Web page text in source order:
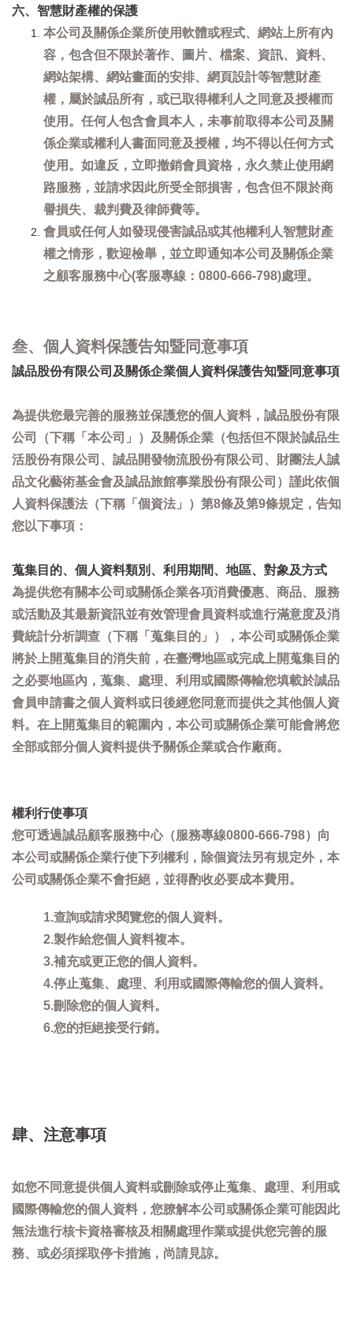
六、智慧財產權的保護
本公司及關係企業所使用軟體或程式、網站上所有內
容，包含但不限於著作、圖片、檔案、資訊、資料、
網站架構、網站畫面的安排、網頁設計等智慧財產
權，屬於誠品所有，或已取得權利人之同意及授權而
使用。任何人包含會員本人，未事前取得本公司及關
係企業或權利人書面同意及授權，均不得以任何方式
使用。如違反，立即撤銷會員資格，永久禁止使用網
路服務，並請求因此所受全部損害，包含但不限於商
譽損失、裁判費及律師費等。
會員或任何人如發現侵害誠品或其他權利人智慧財產
權之情形，歡迎檢舉，並立即通知本公司及關係企業
之顧客服務中心(客服專線：0800-666-798)處理。
叁、個人資料保護告知暨同意事項
誠品股份有限公司及關係企業個人資料保護告知暨同意事項
為提供您最完善的服務並保護您的個人資料，誠品股份有限
公司（下稱「本公司」）及關係企業（包括但不限於誠品生
活股份有限公司、誠品開發物流股份有限公司、財團法人誠
品文化藝術基金會及誠品旅館事業股份有限公司）謹此依個
人資料保護法（下稱「個資法」）第8條及第9條規定，告知
您以下事項：
蒐集目的、個人資料類別、利用期間、地區、對象及方式
為提供您有關本公司或關係企業各項消費優惠、商品、服務
或活動及其最新資訊並有效管理會員資料或進行滿意度及消
費統計分析調查（下稱「蒐集目的」），本公司或關係企業
將於上開蒐集目的消失前，在臺灣地區或完成上開蒐集目的
之必要地區內，蒐集、處理、利用或國際傳輸您填載於誠品
會員申請書之個人資料或日後經您同意而提供之其他個人資
料。在上開蒐集目的範圍內，本公司或關係企業可能會將您
全部或部分個人資料提供予關係企業或合作廠商。
權利行使事項
您可透過誠品顧客服務中心（服務專線0800-666-798）向
本公司或關係企業行使下列權利，除個資法另有規定外，本
公司或關係企業不會拒絕，並得酌收必要成本費用。
1.查詢或請求閱覽您的個人資料。
2.製作給您個人資料複本。
3.補充或更正您的個人資料。
4.停止蒐集、處理、利用或國際傳輸您的個人資料。
5.刪除您的個人資料。
6.您的拒絕接受行銷。
肆、注意事項
如您不同意提供個人資料或刪除或停止蒐集、處理、利用或
國際傳輸您的個人資料，您膫解本公司或關係企業可能因此
無法進行核卡資格審核及相關處理作業或提供您完善的服
務、或必須採取停卡措施，尚請見諒。